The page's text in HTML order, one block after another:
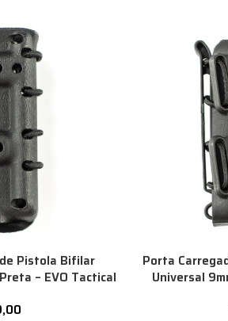
Pistola Bifilar
– EVO Tactical
Porta
Universal